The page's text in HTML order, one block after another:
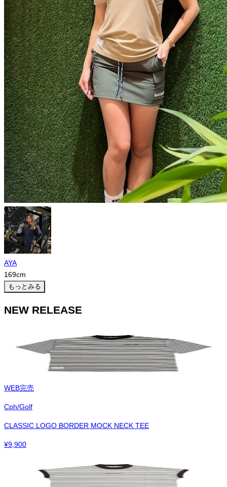
AYA
169cm
もっとみる
NEW RELEASE
WEB完売
Cph/Golf
CLASSIC LOGO BORDER MOCK NECK TEE
¥9,900